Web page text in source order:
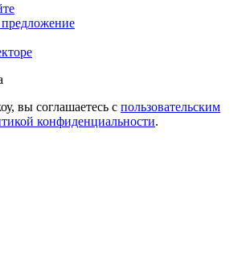
вы соглашаетесь с пользовательским
конфиденциальности.